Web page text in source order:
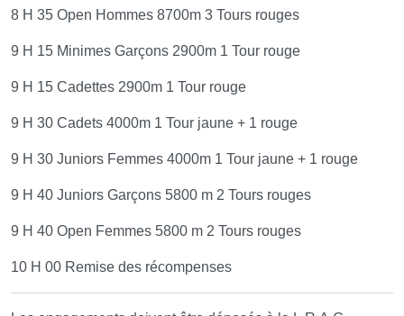
8 H 35 Open Hommes 8700m 3 Tours rouges
9 H 15 Minimes Garçons 2900m 1 Tour rouge
9 H 15 Cadettes 2900m 1 Tour rouge
9 H 30 Cadets 4000m 1 Tour jaune + 1 rouge
9 H 30 Juniors Femmes 4000m 1 Tour jaune + 1 rouge
9 H 40 Juniors Garçons 5800 m 2 Tours rouges
9 H 40 Open Femmes 5800 m 2 Tours rouges
10 H 00 Remise des récompenses